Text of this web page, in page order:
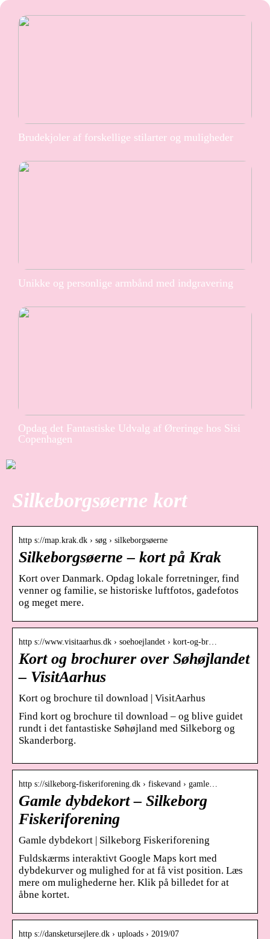
Brudekjoler af forskellige stilarter og muligheder
Unikke og personlige armbånd med indgravering
Opdag det Fantastiske Udvalg af Øreringe hos Sisi
Copenhagen
Silkeborgsøerne kort
http s://map.krak.dk › søg › silkeborgsøerne
Silkeborgsøerne – kort på Krak
Kort over Danmark. Opdag lokale forretninger, find
venner og familie, se historiske luftfotos, gadefotos
og meget mere.
http s://www.visitaarhus.dk › soehoejlandet › kort-og-br…
Kort og brochurer over Søhøjlandet
– VisitAarhus
Kort og brochure til download | VisitAarhus
Find kort og brochure til download – og blive guidet
rundt i det fantastiske Søhøjland med Silkeborg og
Skanderborg.
http s://silkeborg-fiskeriforening.dk › fiskevand › gamle…
Gamle dybdekort – Silkeborg
Fiskeriforening
Gamle dybdekort | Silkeborg Fiskeriforening
Fuldskærms interaktivt Google Maps kort med
dybdekurver og mulighed for at få vist position. Læs
mere om mulighederne her. Klik på billedet for at
åbne kortet.
http s://dansketursejlere.dk › uploads › 2019/07